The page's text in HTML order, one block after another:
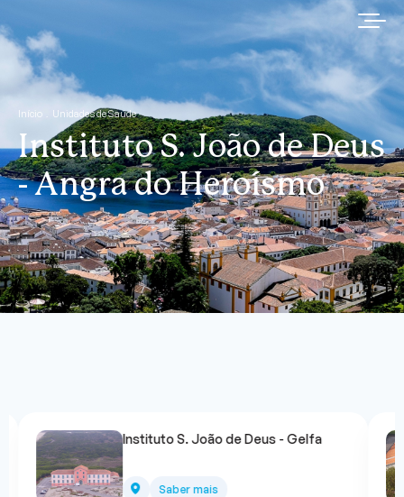
Início Unidades de Saúde
Instituto S. João de Deus
- Angra do Heroísmo
Instituto S. João de Deus - Gelfa
Saber mais